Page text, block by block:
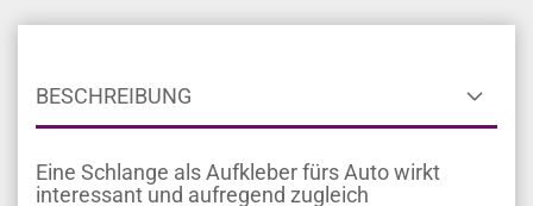
BESCHREIBUNG
Eine Schlange als Aufkleber fürs Auto wirkt
interessant und aufregend zugleich